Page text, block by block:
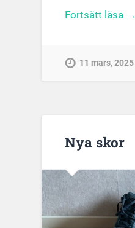
Fortsätt läsa →
11 mars, 2025
Nya skor